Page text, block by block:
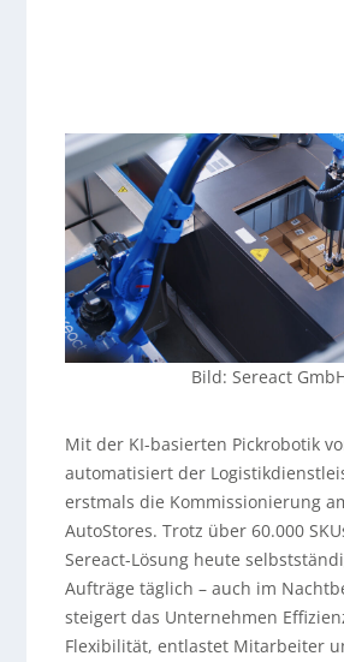
Bild: Sereact
Mit der KI-basierten Pickrobotik
automatisiert der
erstmals die Kommissionierung
AutoStores. Trotz über 60.000
Sereact-Lösung heute
Aufträge täglich – auch im
steigert das Unternehmen
Flexibilität, entlastet Mitarbeiter